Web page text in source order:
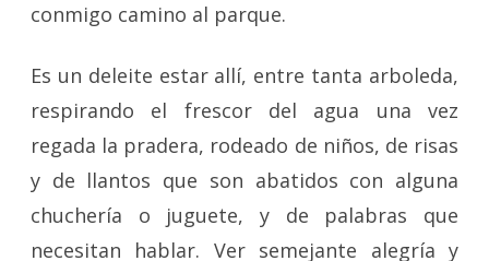
conmigo camino al parque.
Es un deleite estar allí, entre tanta arboleda,
respirando el frescor del agua una vez
regada la pradera, rodeado de niños, de risas
y de llantos que son abatidos con alguna
chuchería o juguete, y de palabras que
necesitan hablar. Ver semejante alegría y